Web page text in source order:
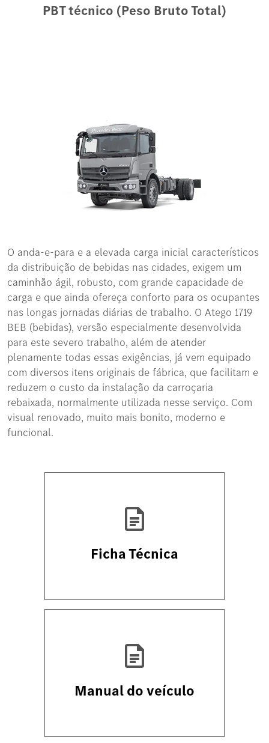
PBT técnico (Peso Bruto Total)
O anda-e-para e a elevada carga inicial característicos
da distribuição de bebidas nas cidades, exigem um
caminhão ágil, robusto, com grande capacidade de
carga e que ainda ofereça conforto para os ocupantes
nas longas jornadas diárias de trabalho. O Atego 1719
BEB (bebidas), versão especialmente desenvolvida
para este severo trabalho, além de atender
plenamente todas essas exigências, já vem equipado
com diversos itens originais de fábrica, que facilitam e
reduzem o custo da instalação da carroçaria
rebaixada, normalmente utilizada nesse serviço. Com
visual renovado, muito mais bonito, moderno e
funcional.
Ficha Técnica
Manual do veículo